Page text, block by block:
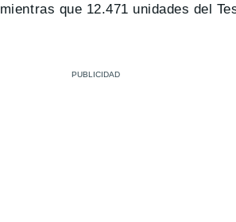
mientras que 12.471 unidades del